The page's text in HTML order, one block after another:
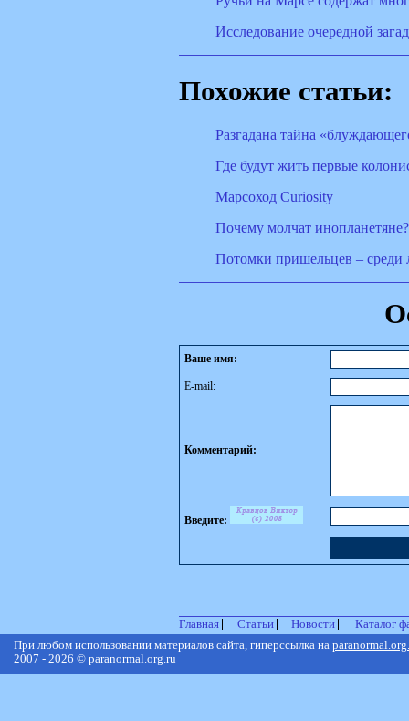
Исследование очередной
Похожие статьи:
Разгадана тайна
Где будут жить первые
Марсоход Curiosity
Почему молчат инопланетяне?
Потомки пришельцев – среди
Ваше имя:
E-mail:
Комментарий:
Введите:
Главная Статьи Новости
Каталог
При любом использовании материалов сайта, гиперссылка на
2007 - 2026 © paranormal.org.ru